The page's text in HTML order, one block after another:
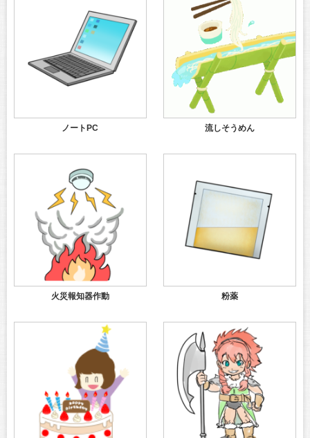
ノートPC 流しそうめん
火災報知器作動 粉薬